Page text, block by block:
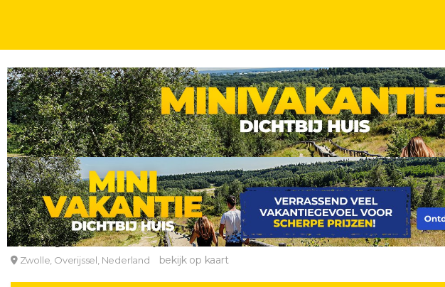
WEEKJE WEEKENDJE STEDEN DICHTBIJ 2, 3, 4 OF 5 DAGEN INCL. ONTBIJT
Luxe 4*-Bilderberg hotel in Hanzestad Zwolle incl. ontbijt
Bilderberg Grand Hotel Wientjes
Zwolle, Overijssel, Nederland bekijk op kaart